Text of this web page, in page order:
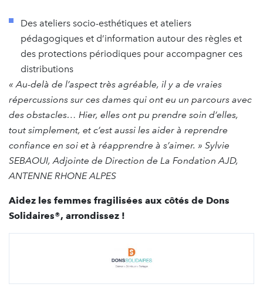
Des ateliers socio-esthétiques et ateliers
pédagogiques et d’information autour des règles et
des protections périodiques pour accompagner ces
distributions
« Au-delà de l’aspect très agréable, il y a de vraies
répercussions sur ces dames qui ont eu un parcours avec
des obstacles… Hier, elles ont pu prendre soin d’elles,
tout simplement, et c’est aussi les aider à reprendre
confiance en soi et à réapprendre à s’aimer. » Sylvie
SEBAOUI, Adjointe de Direction de La Fondation AJD,
ANTENNE RHONE ALPES
Aidez les femmes fragilisées aux côtés de Dons
Solidaires®, arrondissez !